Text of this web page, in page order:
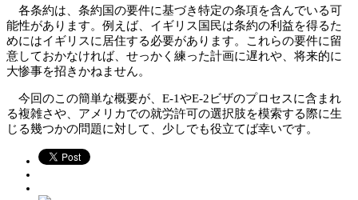
各条約は、条約国の要件に基づき特定の条項を含んでいる可
能性があります。例えば、イギリス国民は条約の利益を得るた
めにはイギリスに居住する必要があります。これらの要件に留
意しておかなければ、せっかく練った計画に遅れや、将来的に
大惨事を招きかねません。
今回のこの簡単な概要が、E-1やE-2ビザのプロセスに含まれ
る複雑さや、アメリカでの就労許可の選択肢を模索する際に生
じる幾つかの問題に対して、少しでも役立てば幸いです。